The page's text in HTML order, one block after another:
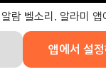
람 벨소리. 알라미
앱에서 설정